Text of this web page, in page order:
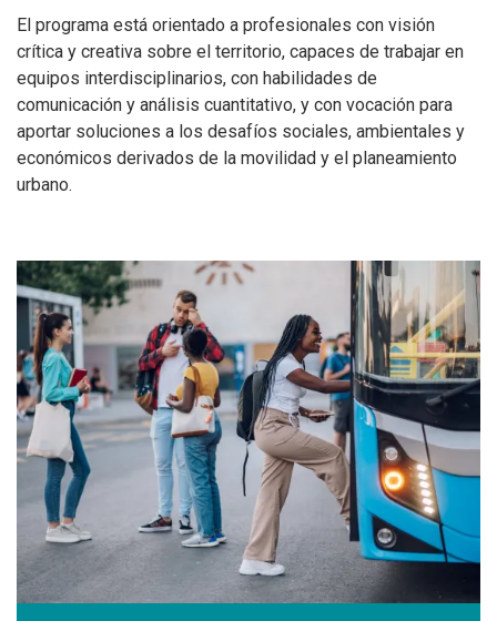
El programa está orientado a profesionales con visión
crítica y creativa sobre el territorio, capaces de trabajar en
equipos interdisciplinarios, con habilidades de
comunicación y análisis cuantitativo, y con vocación para
aportar soluciones a los desafíos sociales, ambientales y
económicos derivados de la movilidad y el planeamiento
urbano.